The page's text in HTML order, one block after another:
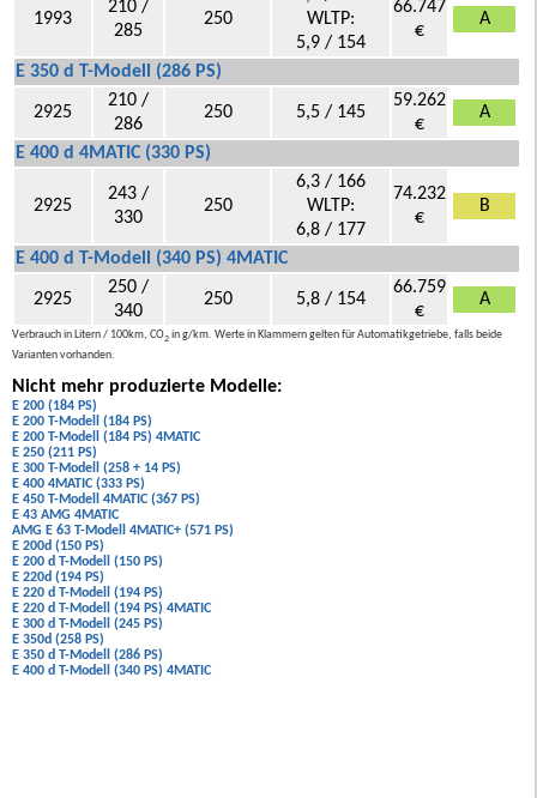
1993
210 /
285
250
WLTP:
5,9 / 154
66.747
€
A
E 350 d T-Modell (286 PS)
2925
210 /
286
250 5,5 / 145
59.262
€
A
E 400 d 4MATIC (330 PS)
2925
243 /
330
250
6,3 / 166
WLTP:
6,8 / 177
74.232
€
B
E 400 d T-Modell (340 PS) 4MATIC
2925
250 /
340
250 5,8 / 154
66.759
€
A
Verbrauch in Litern / 100km, CO2 in g/km. Werte in Klammern gelten für Automatikgetriebe, falls beide
Varianten vorhanden.
Nicht mehr produzierte Modelle:
E 200 (184 PS)
E 200 T-Modell (184 PS)
E 200 T-Modell (184 PS) 4MATIC
E 250 (211 PS)
E 300 T-Modell (258 + 14 PS)
E 400 4MATIC (333 PS)
E 450 T-Modell 4MATIC (367 PS)
E 43 AMG 4MATIC
AMG E 63 T-Modell 4MATIC+ (571 PS)
E 200d (150 PS)
E 200 d T-Modell (150 PS)
E 220d (194 PS)
E 220 d T-Modell (194 PS)
E 220 d T-Modell (194 PS) 4MATIC
E 300 d T-Modell (245 PS)
E 350d (258 PS)
E 350 d T-Modell (286 PS)
E 400 d T-Modell (340 PS) 4MATIC